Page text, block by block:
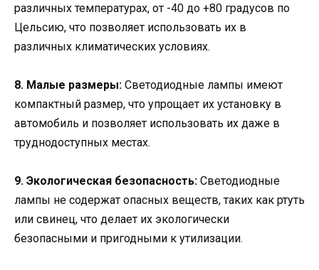
различных температурах, от -40 до +80 градусов по
Цельсию, что позволяет использовать их в
различных климатических условиях.
8. Малые размеры: Светодиодные лампы имеют
компактный размер, что упрощает их установку в
автомобиль и позволяет использовать их даже в
труднодоступных местах.
9. Экологическая безопасность: Светодиодные
лампы не содержат опасных веществ, таких как ртуть
или свинец, что делает их экологически
безопасными и пригодными к утилизации.